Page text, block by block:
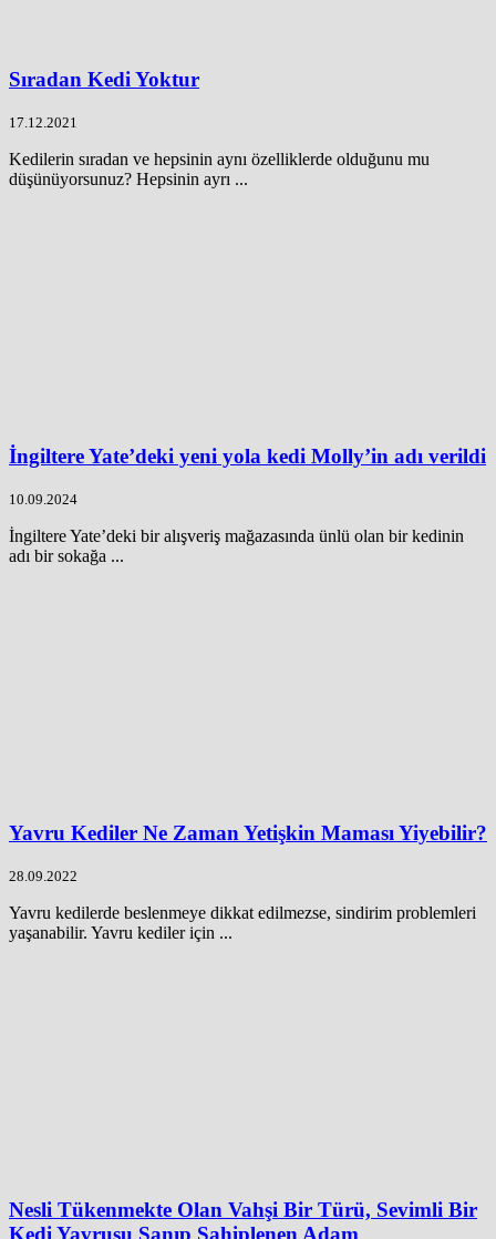
Sıradan Kedi Yoktur
17.12.2021
Kedilerin sıradan ve hepsinin aynı özelliklerde olduğunu mu
düşünüyorsunuz? Hepsinin ayrı ...
İngiltere Yate’deki yeni yola kedi Molly’in adı verildi
10.09.2024
İngiltere Yate’deki bir alışveriş mağazasında ünlü olan bir kedinin
adı bir sokağa ...
Yavru Kediler Ne Zaman Yetişkin Maması Yiyebilir?
28.09.2022
Yavru kedilerde beslenmeye dikkat edilmezse, sindirim problemleri
yaşanabilir. Yavru kediler için ...
Nesli Tükenmekte Olan Vahşi Bir Türü, Sevimli Bir
Kedi Yavrusu Sanıp Sahiplenen Adam